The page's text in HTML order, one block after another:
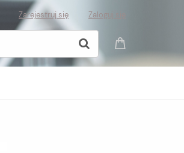
Zarejestruj się Zaloguj się